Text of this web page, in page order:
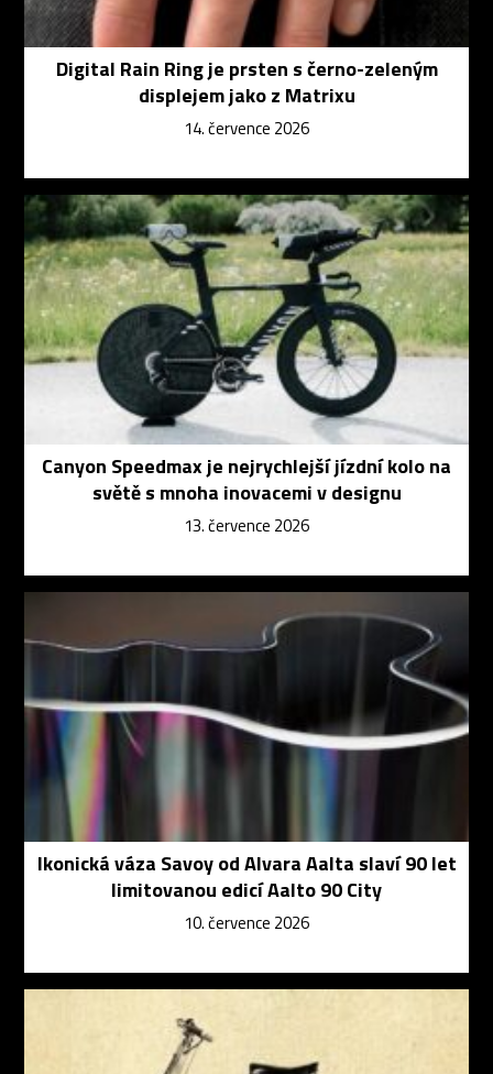
Digital Rain Ring je prsten s černo-zeleným
displejem jako z Matrixu
14. července 2026
Canyon Speedmax je nejrychlejší jízdní kolo na
světě s mnoha inovacemi v designu
13. července 2026
Ikonická váza Savoy od Alvara Aalta slaví 90 let
limitovanou edicí Aalto 90 City
10. července 2026